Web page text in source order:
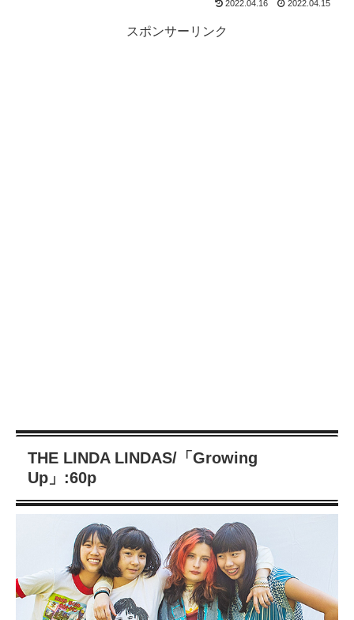
2022.04.16 2022.04.15
スポンサーリンク
THE LINDA LINDAS/「Growing
Up」:60p